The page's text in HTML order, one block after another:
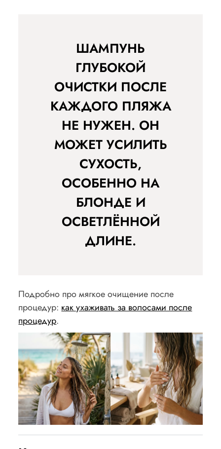
ШАМПУНЬ
ГЛУБОКОЙ
ОЧИСТКИ ПОСЛЕ
КАЖДОГО ПЛЯЖА
НЕ НУЖЕН. ОН
МОЖЕТ УСИЛИТЬ
СУХОСТЬ,
ОСОБЕННО НА
БЛОНДЕ И
ОСВЕТЛЁННОЙ
ДЛИНЕ.
Подробно про мягкое очищение после
процедур: как ухаживать за волосами после
процедур.